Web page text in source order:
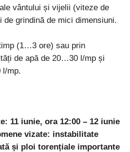
vântului și vijelii (viteze de
grindină de mici dimensiuni.
(1…3 ore) sau prin
de apă de 20…30 l/mp și
l/mp.
11 iunie, ora 12:00 – 12 iunie
vizate: instabilitate
și ploi torențiale importante